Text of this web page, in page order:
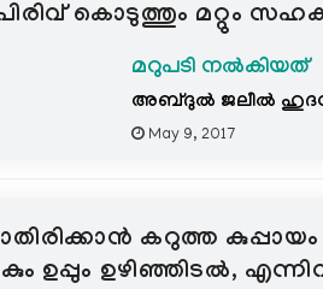
കൊടുത്തും മറ്റും
മറുപടി നൽകിയത്
അബ്ദുല്‍ ജലീല്‍
May 9, 2017
കറുത്ത കുപ്പായം
ഉപ്പും ഉഴിഞ്ഞിടല്‍,